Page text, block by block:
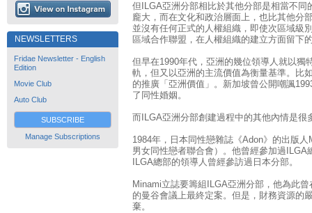
NEWSLETTERS
Fridae Newsletter - English
Edition
Movie Club
Auto Club
SUBSCRIBE
Manage Subscriptions
但ILGA亞洲分部相比於其他分部是相當不
龐大，而在文化和政治層面上，也比其他分
並沒有任何正式的人權組織，即使次區域級
區域合作聯盟，在人權組織的建立方面留下
但早在1990年代，亞洲的幾位領導人就以獨
軌，但又以亞洲的主流價值為衡量基準。比
的推廣「亞洲價值」。新加坡曾公開嘲諷
了同性婚姻。
而ILGA亞洲分部創建過程中的其他內情是很
1984年，日本同性戀雜誌《Adon》的出版
男女同性戀者聯合會）。他曾經參加過
ILGA總部的領導人曾經參訪過日本分部。
Minami立誌要籌組ILGA亞洲分部，他為此
的曼谷會議上最終定案。但是，財務資源的
棄。